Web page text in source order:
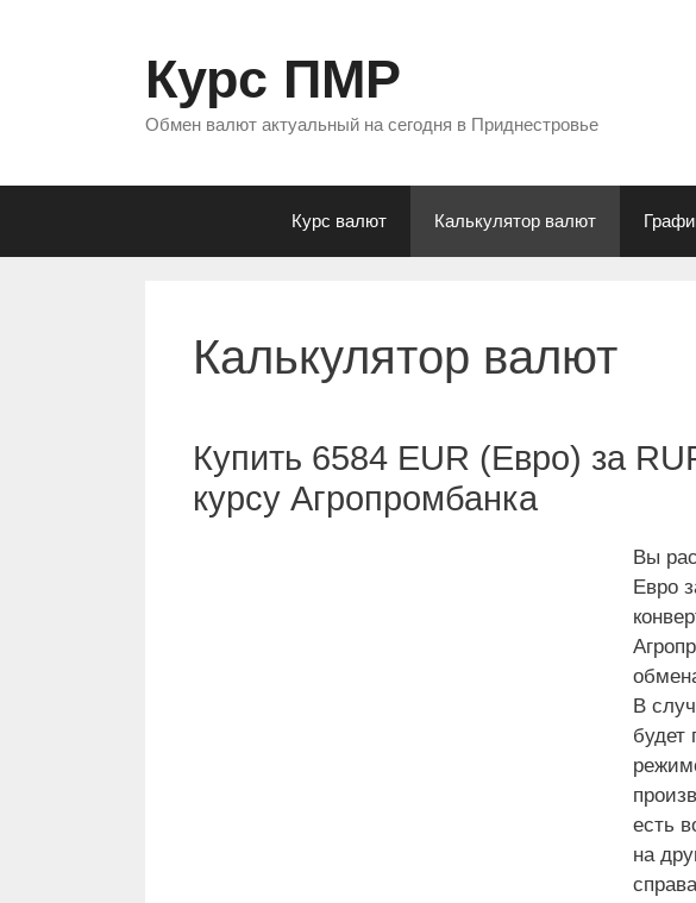
Курс ПМР
Обмен валют актуальный на сегодня в Приднестровье
Курс валют Калькулятор валют
Калькулятор валют
Купить 6584 EUR (Евро) за
курсу Агропромбанка
Вы
Евро
В
будет
есть
на